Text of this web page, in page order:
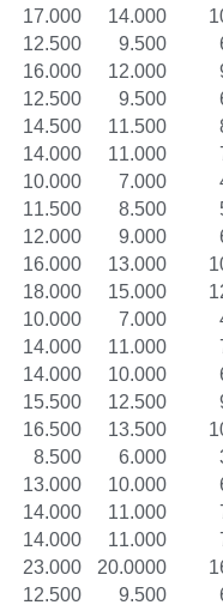
17.000
20.000
12.500
16.000
16.000
19.000
12.500
15.500
14.500
17.500
14.000
17.000
10.000
13.000
11.500
14.500
12.000
15.000
16.000
19.000
18.000
21.000
10.000
13.000
14.000
17.000
14.000
17.000
15.500
18.500
16.500
20.000
8.500
11.000
13.000
16.000
14.000
17.000
14.000
17.000
23.000
27.000
12.500
15.500